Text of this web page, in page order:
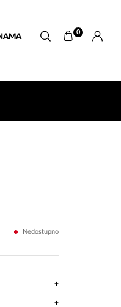
0
Nedostupno
+
+